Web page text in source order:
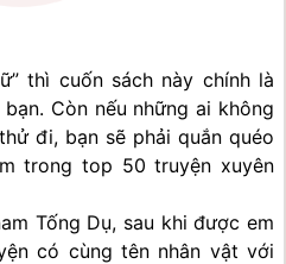
thì cuốn sách này chính là
Còn nếu những ai không
đi, bạn sẽ phải quắn quéo
trong top 50 truyện xuyên
Tống Dụ, sau khi được em
có cùng tên nhân vật với